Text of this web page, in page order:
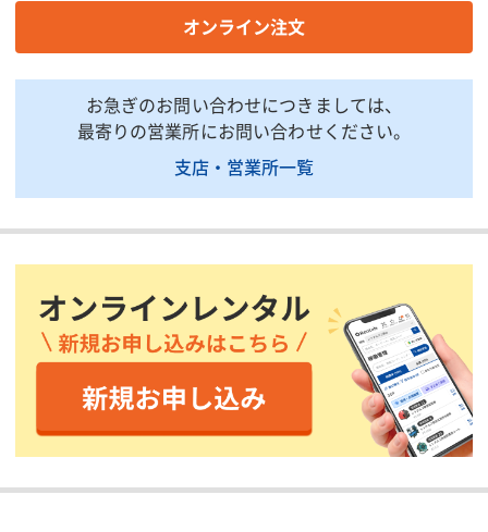
流調整範囲(370A/390A)
60〜380/60〜400
【直流溶接出力】(1人)使
用溶接棒(mm)
【直流溶接出力】(2人)電
流調整範囲(185A/195A)
30〜190/30〜200
2.0〜4.0
(Hz)
【交流出力】(三相)定格
出力(kVA)
15
【交流出力】(三相) 定格
200/220
80
オンライン注文
お急ぎのお問い合わせにつきましては、
最寄りの営業所にお問い合わせください。
支店・営業所一覧